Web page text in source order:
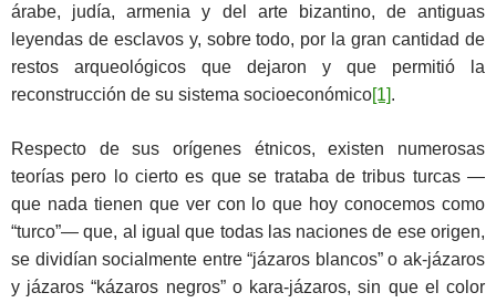
árabe, judía, armenia y del arte bizantino, de antiguas
leyendas de esclavos y, sobre todo, por la gran cantidad de
restos arqueológicos que dejaron y que permitió la
reconstrucción de su sistema socioeconómico[1].
Respecto de sus orígenes étnicos, existen numerosas
teorías pero lo cierto es que se trataba de tribus turcas —
que nada tienen que ver con lo que hoy conocemos como
“turco”— que, al igual que todas las naciones de ese origen,
se dividían socialmente entre “jázaros blancos” o ak-jázaros
y jázaros “kázaros negros” o kara-jázaros, sin que el color